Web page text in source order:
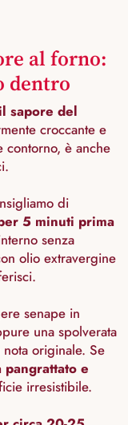
al forno:
dentro
sapore del
croccante e
contorno, è anche
di
5 minuti prima
senza
olio extravergine
senape in
una spolverata
originale. Se
e
irresistibile.